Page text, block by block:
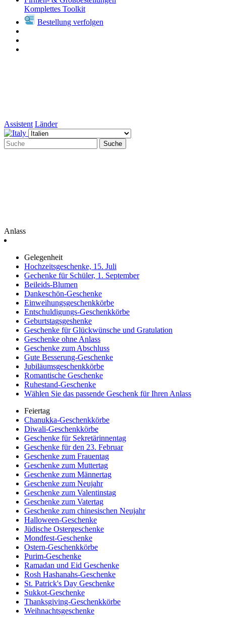
Komplettes Toolkit
Bestellung verfolgen
Assistent Länder
Suche
Anlass
Gelegenheit
Hochzeitsgeschenke, 15. Juli
Gechenke für Schüler, 1. September
Beileids-Blumen
Dankeschön-Geschenke
Einweihungsgeschenkkörbe
Entschuldigungs-Geschenkkörbe
Geburtstagsgeshenke
Geschenke für Glückwünsche und Gratulation
Geschenke ohne Anlass
Geschenke zum Abschluss
Gute Besserung-Geschenke
Jubiläumsgeschenkkörbe
Romantische Geschenke
Ruhestand-Geschenke
Wählen Sie das passende Geschenk für Ihren Anlass
Feiertag
Chanukka-Geschenkkörbe
Diwali-Geschenkkörbe
Geschenke für Sekretärinnentag
Geschenke für den 23. Februar
Geschenke zum Frauentag
Geschenke zum Muttertag
Geschenke zum Männertag
Geschenke zum Neujahr
Geschenke zum Valentinstag
Geschenke zum Vatertag
Geschenke zum chinesischen Neujahr
Halloween-Geschenke
Jüdische Ostergeschenke
Mondfest-Geschenke
Ostern-Geschenkkörbe
Purim-Geschenke
Ramadan und Eid Geschenke
Rosh Hashanahs-Geschenke
St. Patrick's Day Geschenke
Sukkot-Geschenke
Thanksgiving-Geschenkkörbe
Weihnachtsgeschenke